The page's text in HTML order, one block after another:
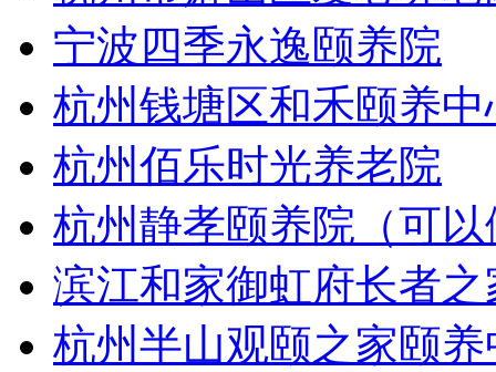
宁波四季永逸颐养院
杭州钱塘区和禾颐养中
杭州佰乐时光养老院
杭州静孝颐养院（可
滨江和家御虹府长者之
杭州半山观颐之家颐养